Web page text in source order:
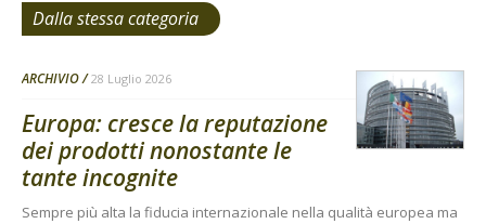
Dalla stessa categoria
ARCHIVIO 28 Luglio 2026
Europa: cresce la reputazione
dei prodotti nonostante le
tante incognite
Sempre più alta la fiducia internazionale nella qualità europea ma